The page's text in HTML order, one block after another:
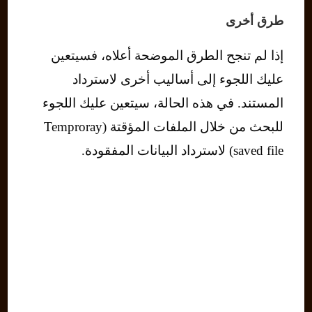
طرق أخرى
إذا لم تنجح الطرق الموضحة أعلاه، فسيتعين
عليك اللجوء إلى أساليب أخرى لاسترداد
المستند. في هذه الحالة، سيتعين عليك اللجوء
للبحث من خلال الملفات المؤقتة (Temproray
saved file) لاسترداد البيانات المفقودة.